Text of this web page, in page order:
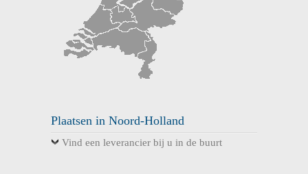
Plaatsen in Noord-Holland
Vind een leverancier bij u in de buurt